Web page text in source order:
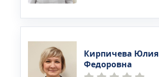
Кирпичева Юлия
Федоровна